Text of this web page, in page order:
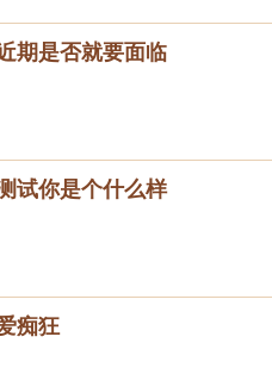
期是否就要面临
试你是个什么样
痴狂